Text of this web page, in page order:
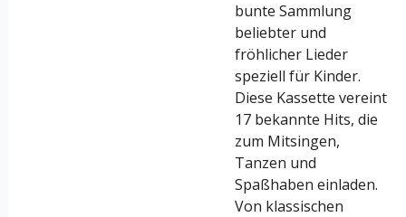
bunte Sammlung
beliebter und
fröhlicher Lieder
speziell für Kinder.
Diese Kassette vereint
17 bekannte Hits, die
zum Mitsingen,
Tanzen und
Spaßhaben einladen.
Von klassischen